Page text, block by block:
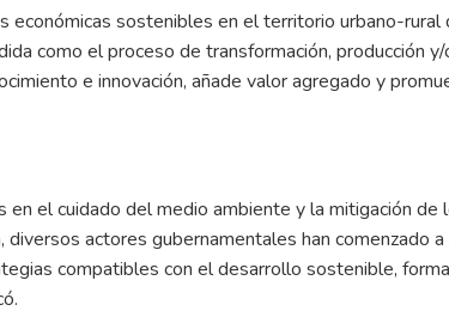
económicas sostenibles en el territorio urbano-
como el proceso de transformación, producción
e innovación, añade valor agregado y
en el cuidado del medio ambiente y la mitigación
diversos actores gubernamentales han comenzado
compatibles con el desarrollo sostenible,